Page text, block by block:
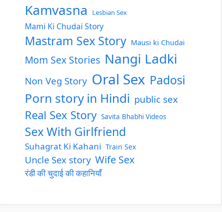
Kamvasna Lesbian Sex
Mami Ki Chudai Story
Mastram Sex Story Mausi ki Chudai
Mom Sex Stories Nangi Ladki
Non Veg Story Oral Sex Padosi
Porn story in Hindi public sex
Real Sex Story Savita Bhabhi Videos
Sex With Girlfriend
Suhagrat Ki Kahani Train Sex
Uncle Sex story Wife Sex
रंडी की चुदाई की कहानियाँ